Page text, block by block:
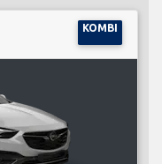
KOMBI